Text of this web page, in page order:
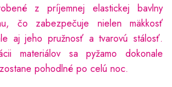
z príjemnej elastickej bavlny
čo zabezpečuje nielen mäkkosť
aj jeho pružnosť a tvarovú stálosť.
materiálov sa pyžamo dokonale
pohodlné po celú noc.